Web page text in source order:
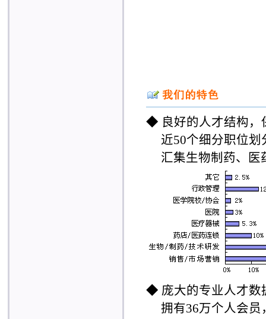
◆ 良好的人才结构
近50个细分职位划
汇集生物制药、医
◆ 庞大的专业人才数
拥有36万个人会员